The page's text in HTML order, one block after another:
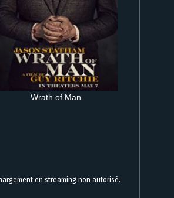
Wrath of Man
en streaming non autorisé.